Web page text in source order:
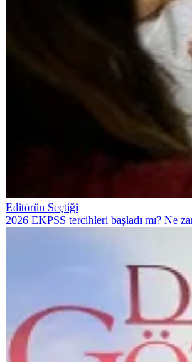
Editörün Seçtiği
2026 EKPSS tercihleri başladı mı? Ne